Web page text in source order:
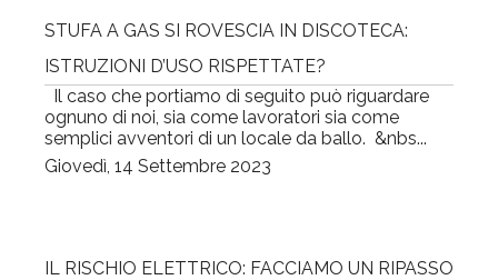
STUFA A GAS SI ROVESCIA IN DISCOTECA:
ISTRUZIONI D’USO RISPETTATE?
Il caso che portiamo di seguito può riguardare
ognuno di noi, sia come lavoratori sia come
semplici avventori di un locale da ballo. &nbs...
Giovedì, 14 Settembre 2023
IL RISCHIO ELETTRICO: FACCIAMO UN RIPASSO